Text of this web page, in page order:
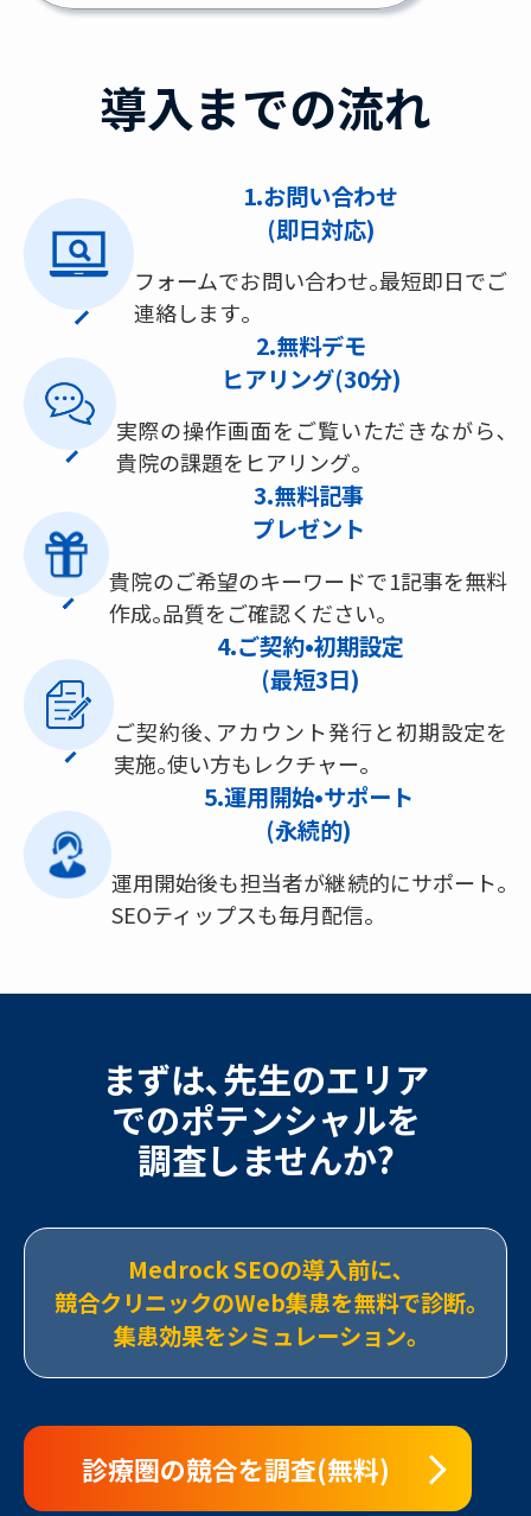
導入までの流れ
1.お問い合わせ
(即日対応)
フォームでお問い合わせ｡最短即日でご
連絡します｡
2.無料デモ
ヒアリング(30分)
実際の操作画面をご覧いただきながら､
貴院の課題をヒアリング｡
3.無料記事
プレゼント
貴院のご希望のキーワードで1記事を無料
作成｡品質をご確認ください｡
4.ご契約•初期設定
(最短3日)
ご契約後､アカウント発行と初期設定を
実施｡使い方もレクチャー｡
5.運用開始•サポート
(永続的)
運用開始後も担当者が継続的にサポート｡
SEOティップスも毎月配信｡
まずは､先生のエリア
でのポテンシャルを
調査しませんか?
Medrock SEOの導入前に､
競合クリニックのWeb集患を無料で診断｡
集患効果をシミュレーション｡
診療圏の競合を調査(無料)